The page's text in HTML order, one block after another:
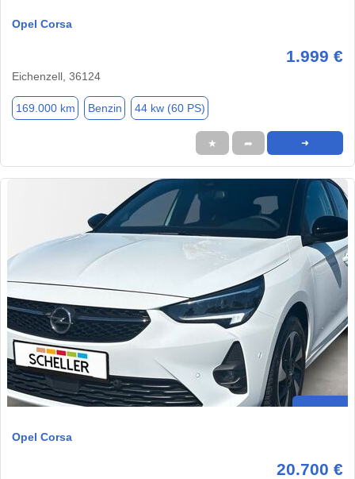
Opel Corsa
1.999 €
Eichenzell, 36124
169.000 km Benzin 44 kw (60 PS)
★ ➦ ➜
Opel Corsa
20.700 €